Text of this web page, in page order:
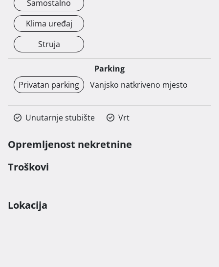
Kontakt: Andrej +386 41 236 698
Samostalno
Klima uređaj
Struja
Parking
Privatan parking
Vanjsko natkriveno mjesto
Unutarnje stubište Vrt
Opremljenost nekretnine
Troškovi
Lokacija